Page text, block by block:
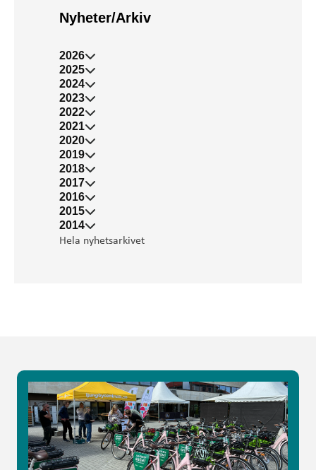
Nyheter/Arkiv
2026
2025
2024
2023
2022
2021
2020
2019
2018
2017
2016
2015
2014
Hela nyhetsarkivet